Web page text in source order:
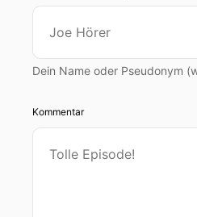
Dein Name oder Pseudonym
Kommentar